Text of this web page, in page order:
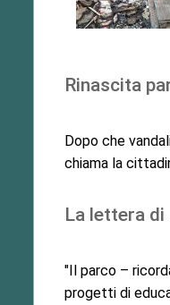
Rinascita
Dopo che
chiama la
La lettera
"Il parco –
progetti di